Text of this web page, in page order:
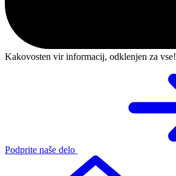
Kakovosten vir informacij, odklenjen za vse!
Podprite naše delo